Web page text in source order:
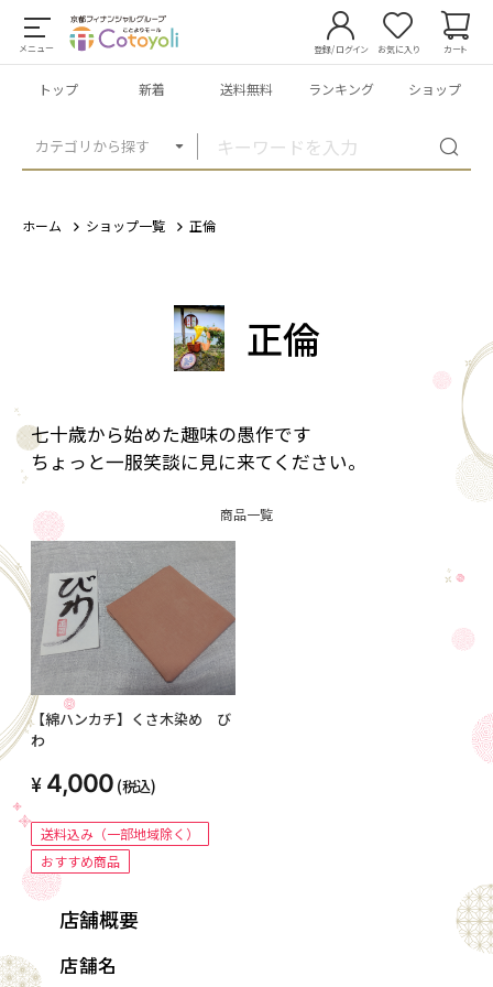
メニュー
カテゴリから探す
登録/ログイン お気に入り カート
トップ 新着 送料無料 ランキング ショップ
ホーム ショップ一覧 正倫
正倫
七十歳から始めた趣味の愚作です
ちょっと一服笑談に見に来てください。
商品一覧
【綿ハンカチ】くさ木染め び
わ
4,000 (税込)
送料込み（一部地域除く）
おすすめ商品
店舗概要
店舗名